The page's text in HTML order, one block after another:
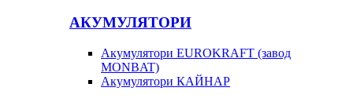
АКУМУЛЯТОРИ
Акумулятори EUROKRAFT (завод
MONBAT)
Акумулятори КАЙНАР